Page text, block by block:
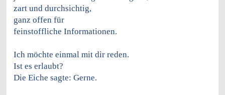
zart und durchsichtig,
ganz offen für
feinstoffliche Informationen.
Ich möchte einmal mit dir reden.
Ist es erlaubt?
Die Eiche sagte: Gerne.